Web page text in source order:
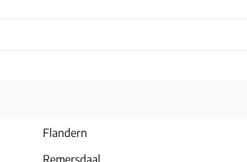
Flandern
Remersdaal